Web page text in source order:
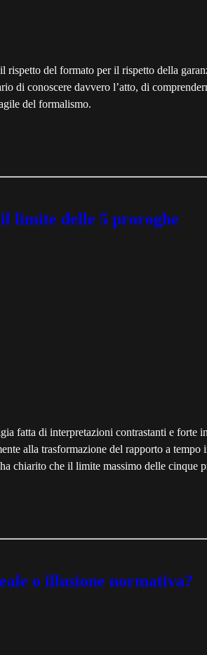
del formato per il rispetto della
di conoscere davvero l’atto, di
del formalismo.
limite delle 5 proroghe
fatta di interpretazioni contrastanti e
alla trasformazione del rapporto a
chiarito che il limite massimo delle
o illusione normativa?